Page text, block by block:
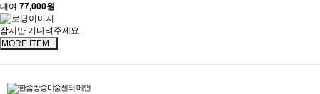
대여 77,000원
잠시만 기다려주세요.
MORE ITEM +